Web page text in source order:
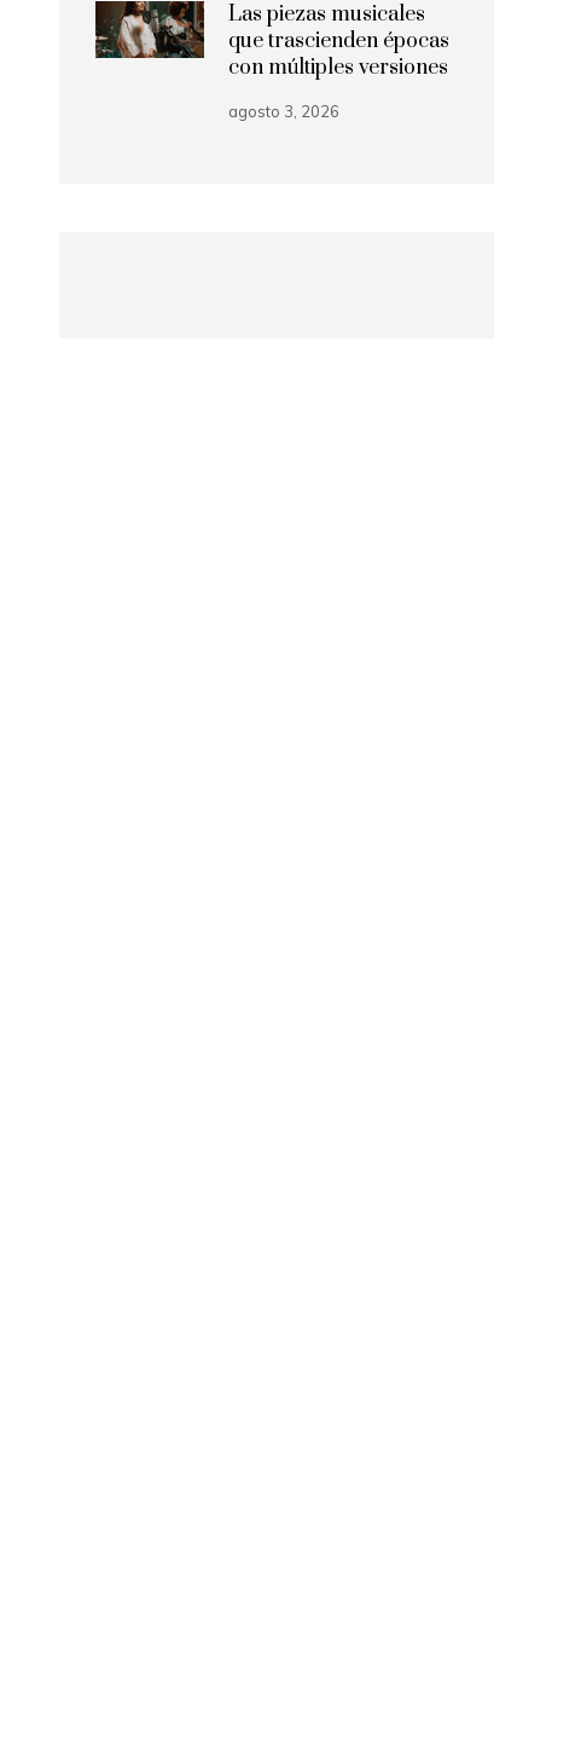
Las piezas musicales
que trascienden épocas
con múltiples versiones
agosto 3, 2026